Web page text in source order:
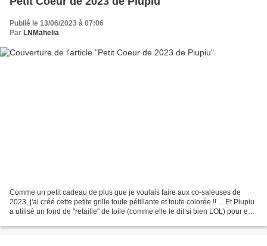
Publié le 13/06/2023 à 07:06
Par LNMahelia
Comme un petit cadeau de plus que je voulais faire aux co-saleuses de
2023, j'ai créé cette petite grille toute pétillante et toute colorée !! ... Et Piupiu
a utilisé un fond de "retaille" de toile (comme elle le dit si bien LOL) pour en